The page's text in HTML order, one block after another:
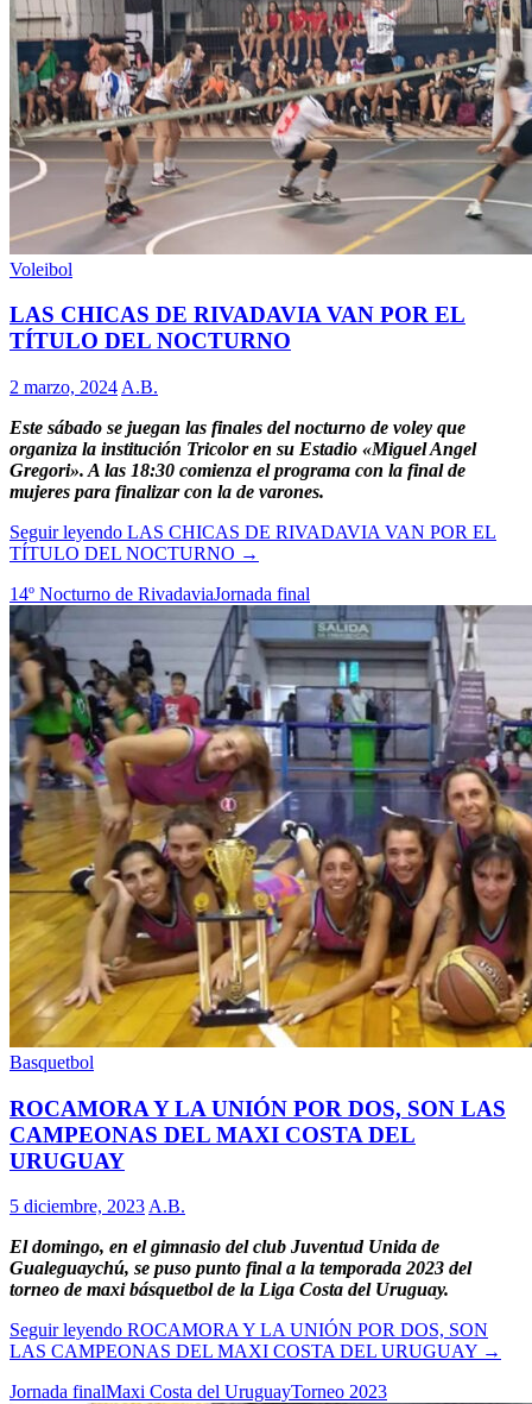
Voleibol
LAS CHICAS DE RIVADAVIA VAN POR EL
TÍTULO DEL NOCTURNO
2 marzo, 2024 A.B.
Este sábado se juegan las finales del nocturno de voley que
organiza la institución Tricolor en su Estadio «Miguel Angel
Gregori». A las 18:30 comienza el programa con la final de
mujeres para finalizar con la de varones.
Seguir leyendo LAS CHICAS DE RIVADAVIA VAN POR EL
TÍTULO DEL NOCTURNO →
14º Nocturno de RivadaviaJornada final
Basquetbol
ROCAMORA Y LA UNIÓN POR DOS, SON LAS
CAMPEONAS DEL MAXI COSTA DEL
URUGUAY
5 diciembre, 2023A.B.
El domingo, en el gimnasio del club Juventud Unida de
Gualeguaychú, se puso punto final a la temporada 2023 del
torneo de maxi básquetbol de la Liga Costa del Uruguay.
Seguir leyendo ROCAMORA Y LA UNIÓN POR DOS, SON
LAS CAMPEONAS DEL MAXI COSTA DEL URUGUAY →
Jornada finalMaxi Costa del UruguayTorneo 2023